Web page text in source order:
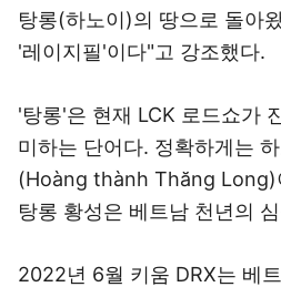
탕롱(하노이)의 땅으로 돌아
'레이지필'이다"고 강조했다.
'탕롱'은 현재 LCK 로드쇼가
미하는 단어다. 정확하게는
(Hoàng thành Thăng Long)
탕롱 황성은 베트남 천년의
2022년 6월 키움 DRX는 베